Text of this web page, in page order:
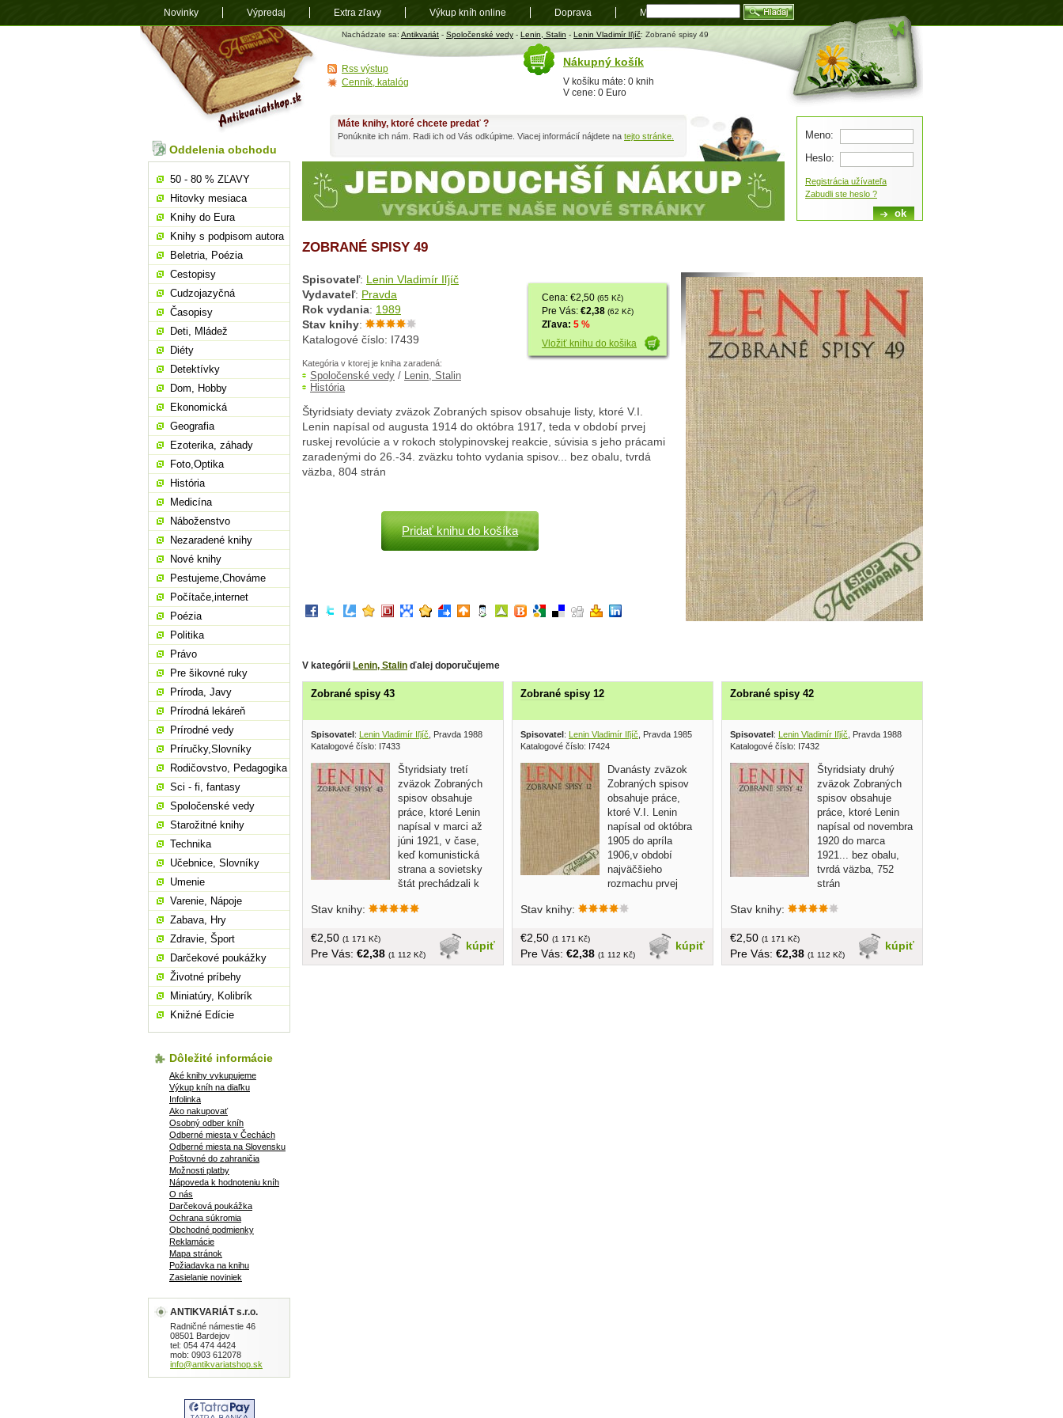
Antikvariát
shop.sk
Nachádzate sa: Antikvariát - Spoločenské vedy - Lenin, Stalin - Lenin Vladimír Iľjíč: Zobrané spisy 49
ZOBRANÉ SPISY 49
Cena: €2,50 (65 Kč)
Pre Vás: €2,38 (62 Kč)
Zľava: 5 %
Vložiť knihu do košika
Spisovateľ: Lenin Vladimír Iľjíč
Vydavateľ: Pravda
Rok vydania: 1989
Stav knihy:
Katalogové číslo: I7439
Kategória v ktorej je kniha zaradená:
Spoločenské vedy / Lenin, Stalin
História
Štyridsiaty deviaty zväzok Zobraných spisov obsahuje listy, ktoré V.I.
Lenin napísal od augusta 1914 do októbra 1917, teda v období prvej
ruskej revolúcie a v rokoch stolypinovskej reakcie, súvisia s jeho prácami
zaradenými do 26.-34. zväzku tohto vydania spisov... bez obalu, tvrdá
väzba, 804 strán
Pridať knihu do košíka
V kategórii Lenin, Stalin ďalej doporučujeme
Zobrané spisy 43
Spisovatel: Lenin Vladimír Iľjíč , Pravda 1988
Katalogové číslo: I7433
Štyridsiaty tretí
zväzok Zobraných
spisov obsahuje
práce, ktoré Lenin
napísal v marci až
júni 1921, v čase,
keď komunistická
strana a sovietsky
štát prechádzali k
tvrdá väzba, 696 strán
Stav knihy:
kúpiť
€2,50 (1 171 Kč)
Pre Vás: €2,38 (1 112 Kč)
Zobrané spisy 12
Spisovatel: Lenin Vladimír Iľjíč , Pravda 1985
Katalogové číslo: I7424
Dvanásty zväzok
Zobraných spisov
obsahuje práce,
ktoré V.I. Lenin
napísal od októbra
1905 do apríla
1906,v období
najväčšieho
rozmachu prvej
revolúcie... bez obalu, tvrdá väzba, 664
Stav knihy:
kúpiť
€2,50 (1 171 Kč)
Pre Vás: €2,38 (1 112 Kč)
Zobrané spisy 42
Spisovatel: Lenin Vladimír Iľjíč , Pravda 1988
Katalogové číslo: I7432
Štyridsiaty druhý
zväzok Zobraných
spisov obsahuje
práce, ktoré Lenin
napísal od novembra
1920 do marca
1921... bez obalu,
tvrdá väzba, 752
strán
Stav knihy:
kúpiť
€2,50 (1 171 Kč)
Pre Vás: €2,38 (1 112 Kč)
Máte knihy, ktoré chcete predať ?
Ponúknite ich nám. Radi ich od Vás odkúpime. Viacej informácií nájdete na tejto stránke.
Oddelenia obchodu
50 - 80 % ZĽAVY
Hitovky mesiaca
Knihy do Eura
Knihy s podpisom autora
Beletria, Poézia
Cestopisy
Cudzojazyčná
Časopisy
Deti, Mládež
Diéty
Detektívky
Dom, Hobby
Ekonomická
Geografia
Ezoterika, záhady
Foto,Optika
História
Medicína
Náboženstvo
Nezaradené knihy
Nové knihy
Pestujeme,Chováme
Počítače,internet
Poézia
Politika
Právo
Pre šikovné ruky
Príroda, Javy
Prírodná lekáreň
Prírodné vedy
Príručky,Slovníky
Rodičovstvo, Pedagogika
Sci - fi, fantasy
Spoločenské vedy
Starožitné knihy
Technika
Učebnice, Slovníky
Umenie
Varenie, Nápoje
Zabava, Hry
Zdravie, Šport
Darčekové poukážky
Životné príbehy
Miniatúry, Kolibrík
Knižné Edície
Dôležité informácie
Aké knihy vykupujeme
Výkup kníh na diaľku
Infolinka
Ako nakupovať
Osobný odber kníh
Odberné miesta v Čechách
Odberné miesta na Slovensku
Poštovné do zahraničia
Možnosti platby
Nápoveda k hodnoteniu kníh
O nás
Darčeková poukážka
Ochrana súkromia
Obchodné podmienky
Reklamácie
Mapa stránok
Požiadavka na knihu
Zasielanie noviniek
ANTIKVARIÁT s.r.o.
Radničné námestie 46
08501 Bardejov
tel: 054 474 4424
mob: 0903 612078
info@antikvariatshop.sk
Meno:
Heslo:
Registrácia užívateľa
Zabudli ste heslo ?
Nákupný košík
V košíku máte: 0 knih
V cene: 0 Euro
Rss výstup
Cenník, katalóg
Novinky Výpredaj Extra zľavy Výkup kníh online Doprava Mapa